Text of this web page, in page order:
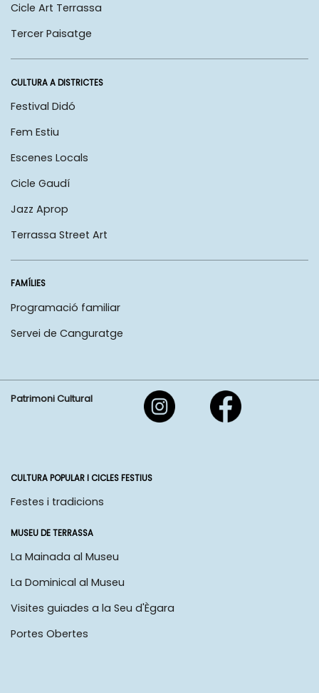
Cicle Art Terrassa
Tercer Paisatge
CULTURA A DISTRICTES
Festival Didó
Fem Estiu
Escenes Locals
Cicle Gaudí
Jazz Aprop
Terrassa Street Art
FAMÍLIES
Programació familiar
Servei de Canguratge
Patrimoni Cultural
CULTURA POPULAR I CICLES FESTIUS
Festes i tradicions
MUSEU DE TERRASSA
La Mainada al Museu
La Dominical al Museu
Visites guiades a la Seu d'Ègara
Portes Obertes